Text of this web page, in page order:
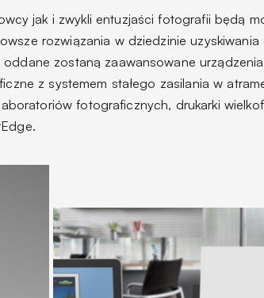
jak i zwykli entuzjaści fotografii będą
rozwiązania w dziedzinie uzyskiwania
zostaną zaawansowane
z systemem stałego zasilania w
fotograficznych, drukarki